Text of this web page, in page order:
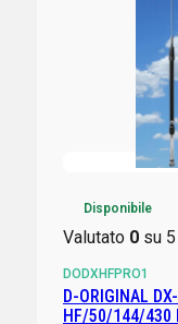
Disponibile
Valutato 0su 5
DODXHFPRO1
D-ORIGINAL DX-
HF/50/144/430